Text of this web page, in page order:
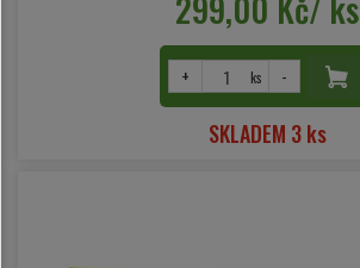
+ ks -
SKLADEM 3 ks